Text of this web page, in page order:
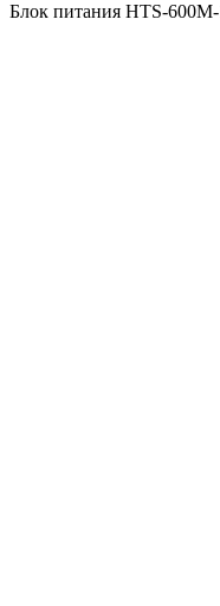
Блок питания HTS-